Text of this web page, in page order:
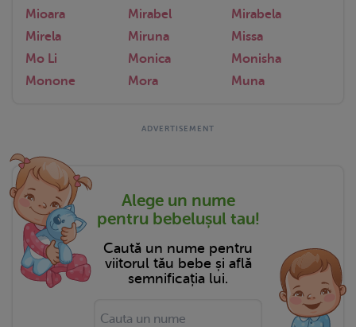
Mioara
Mirabel
Mirabela
Mirela
Miruna
Missa
Mo Li
Monica
Monisha
Monone
Mora Muna
Alege un nume
pentru bebelușul tau!
Caută un nume pentru
viitorul tău bebe și află
semnificația lui.